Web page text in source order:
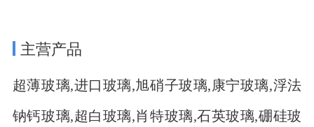
主营产品
超薄玻璃,进口玻璃,旭硝子玻璃,康宁玻璃,浮法
钠钙玻璃,超白玻璃,肖特玻璃,石英玻璃,硼硅玻